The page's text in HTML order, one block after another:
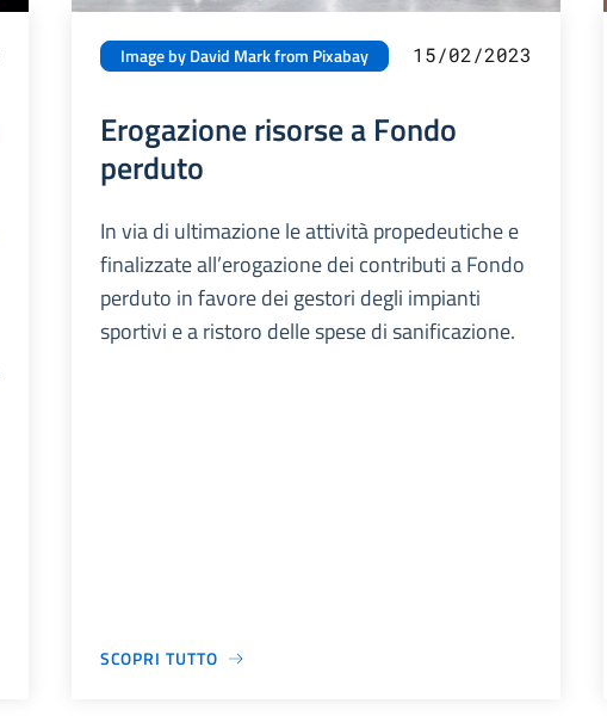
Image by David Mark from Pixabay 15/02/2023
Erogazione risorse a Fondo
perduto
In via di ultimazione le attività propedeutiche e
finalizzate all’erogazione dei contributi a Fondo
perduto in favore dei gestori degli impianti
sportivi e a ristoro delle spese di sanificazione.
SCOPRI TUTTO